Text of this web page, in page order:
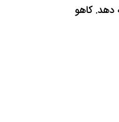
دهد. کاهو